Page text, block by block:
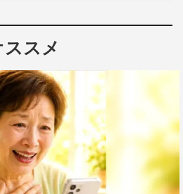
主題歌である「一途」で幕を開
ド、終盤には2022 NHK サッカ
「Stardom」を初披露。そし
曲群のみで固めたアンコール。
時に泥くさく、時に人間くさ
てきた彼らのすべてが詰まった
ー4人だけで2時間以上にわたり、
ーディエンスを熱狂させた。
スメ